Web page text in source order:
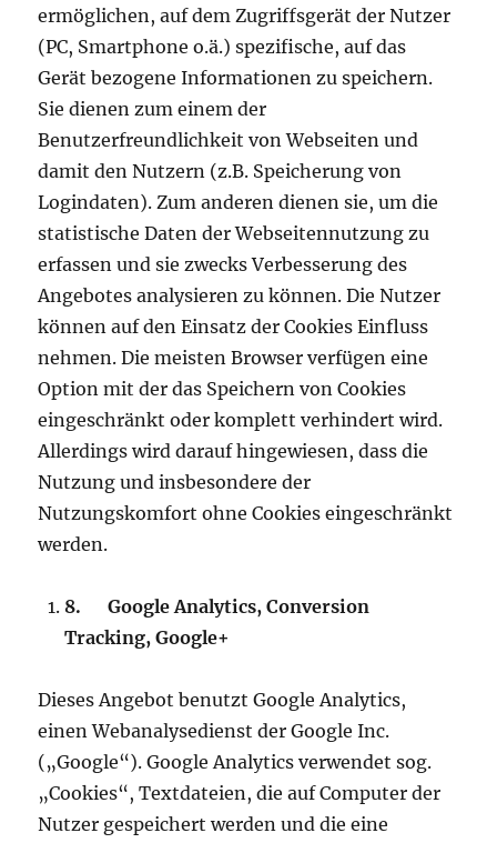
ermöglichen, auf dem Zugriffsgerät der Nutzer
(PC, Smartphone o.ä.) spezifische, auf das
Gerät bezogene Informationen zu speichern.
Sie dienen zum einem der
Benutzerfreundlichkeit von Webseiten und
damit den Nutzern (z.B. Speicherung von
Logindaten). Zum anderen dienen sie, um die
statistische Daten der Webseitennutzung zu
erfassen und sie zwecks Verbesserung des
Angebotes analysieren zu können. Die Nutzer
können auf den Einsatz der Cookies Einfluss
nehmen. Die meisten Browser verfügen eine
Option mit der das Speichern von Cookies
eingeschränkt oder komplett verhindert wird.
Allerdings wird darauf hingewiesen, dass die
Nutzung und insbesondere der
Nutzungskomfort ohne Cookies eingeschränkt
werden.
8.Google Analytics, Conversion
Tracking, Google+
Dieses Angebot benutzt Google Analytics,
einen Webanalysedienst der Google Inc.
(„Google“). Google Analytics verwendet sog.
„Cookies“, Textdateien, die auf Computer der
Nutzer gespeichert werden und die eine